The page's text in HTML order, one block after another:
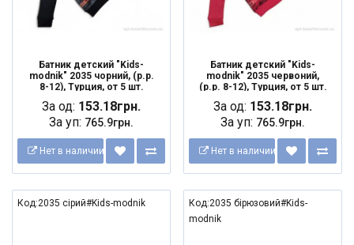
Батник детский "Kids-
modnik" 2035 чорний, (р.р.
8-12), Турция, от 5 шт.
За од: 153.18грн.
За уп: 765.9грн.
Нет в наличии
Батник детский "Kids-
modnik" 2035 червоний,
(р.р. 8-12), Турция, от 5 шт.
За од: 153.18грн.
За уп: 765.9грн.
Нет в наличии
Код:2035 сірий#Kids-modnik
Код:2035 бірюзовий#Kids-
modnik